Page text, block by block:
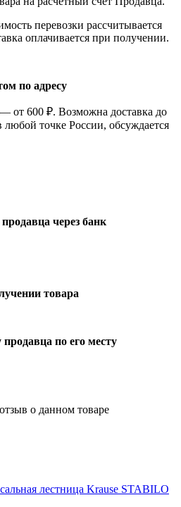
перевозки рассчитывается
оплачивается при получении.
по адресу
от 600 ₽. Возможна доставка до
любой точке России, обсуждается
через банк
товара
по его месту
о данном товаре